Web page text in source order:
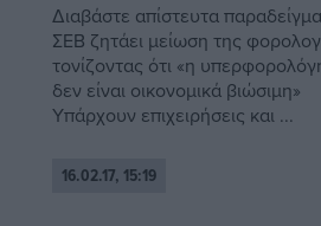
Διαβάστε απίστευτα
ΣΕΒ ζητάει μείωση της
τονίζοντας ότι «η
δεν είναι οικονομικά βιώσιμη»
Υπάρχουν επιχειρήσεις και ...
16.02.17, 15:19